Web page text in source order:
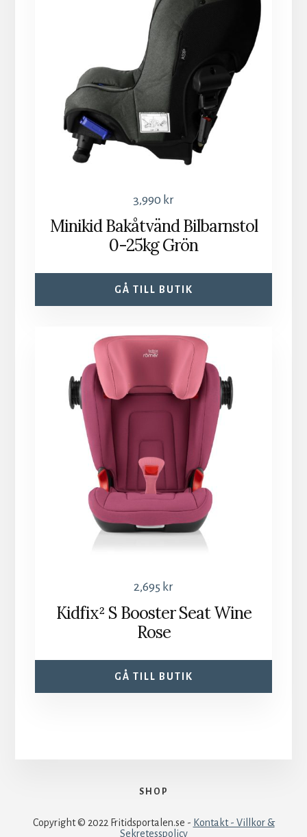
3,990 kr
Minikid Bakåtvänd Bilbarnstol
0-25kg Grön
GÅ TILL BUTIK
2,695 kr
Kidfix² S Booster Seat Wine
Rose
GÅ TILL BUTIK
SHOP
Copyright © 2022 Fritidsportalen.se - Kontakt - Villkor &
Sekretesspolicy